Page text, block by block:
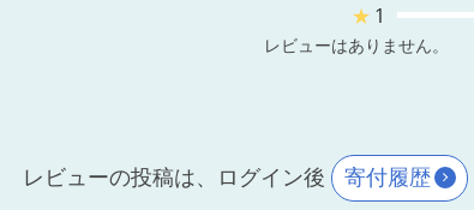
★ 1
レビューはありません。
レビューの投稿は、ログイン後 寄付履歴